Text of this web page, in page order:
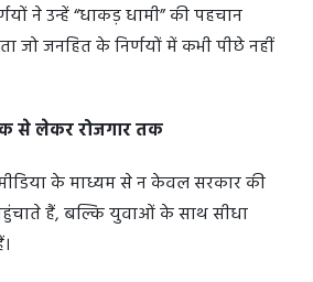
ने उन्हें “धाकड़ धामी” की पहचान
जो जनहित के निर्णयों में कभी पीछे नहीं
से लेकर रोजगार तक
के माध्यम से न केवल सरकार की
हैं, बल्कि युवाओं के साथ सीधा